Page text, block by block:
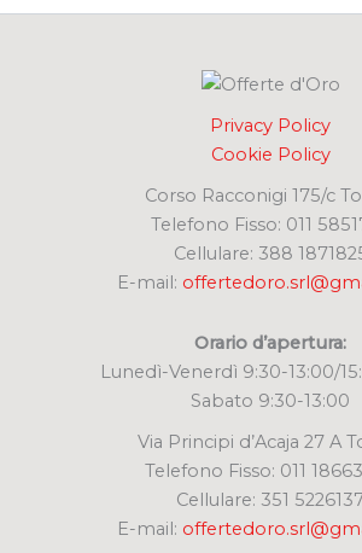
Privacy Policy
Cookie Policy
Corso Racconigi 175/c
Telefono Fisso: 011
Cellulare: 388
E-mail:
Orario d’apertura:
Lunedì-Venerdì 9:30-13:00/
Sabato 9:30-13:00
Via Principi d’Acaja 27 A
Telefono Fisso: 011
Cellulare: 351
E-mail: